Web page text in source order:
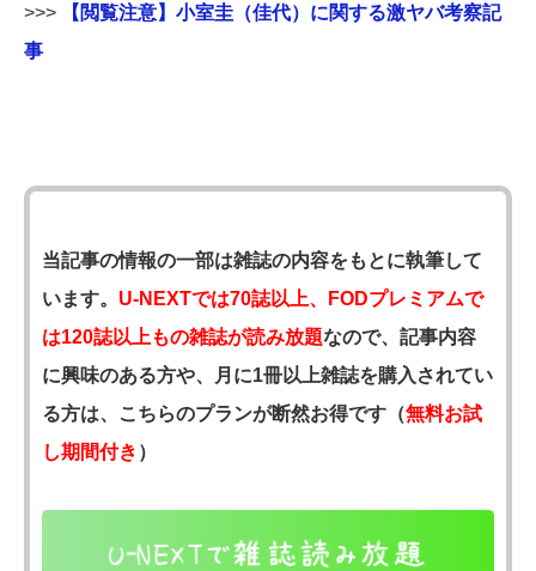
>>>
【閲覧注意】小室圭（佳代）に関する激ヤバ考察記
事
当記事の情報の一部は雑誌の内容をもとに執筆して
います。 U-NEXTでは70誌以上、FODプレミアムで
は120誌以上もの雑誌が読み放題なので、記事内容
に興味のある方や、月に1冊以上雑誌を購入されてい
る方は、こちらのプランが断然お得です（無料お試
し期間付き ）